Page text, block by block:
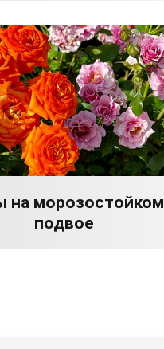
на морозостойком
подвое